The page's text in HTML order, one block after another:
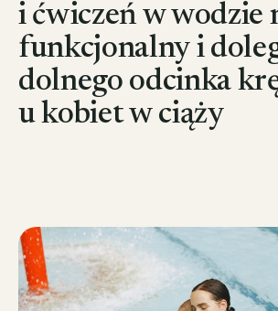
i ćwiczeń w wodzie
funkcjonalny i
dolnego odcinka
u kobiet w ciąży